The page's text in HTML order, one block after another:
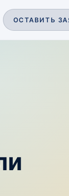
ОСТАВИТЬ